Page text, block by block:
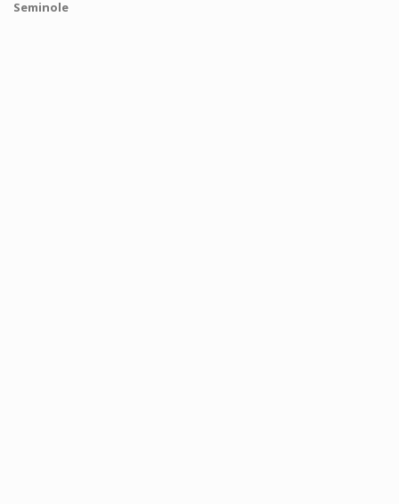
Seminole